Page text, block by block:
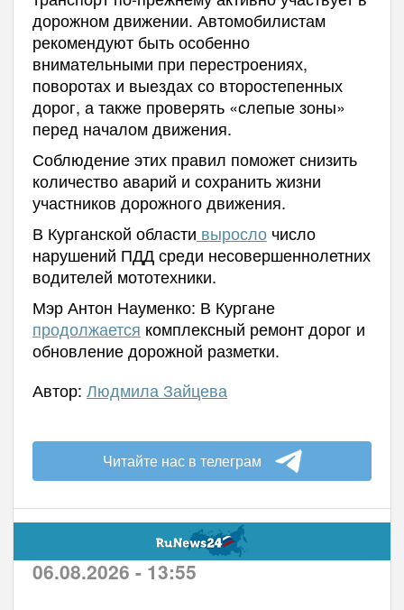
дорожном движении. Автомобилистам
рекомендуют быть особенно
внимательными при перестроениях,
поворотах и выездах со второстепенных
дорог, а также проверять «слепые зоны»
перед началом движения.
Соблюдение этих правил поможет снизить
количество аварий и сохранить жизни
участников дорожного движения.
В Курганской области вырослочисло
нарушений ПДД среди несовершеннолетних
водителей мототехники.
Мэр Антон Науменко: В Кургане
продолжается комплексный ремонт дорог и
обновление дорожной разметки.
Автор: Людмила Зайцева
Читайте нас в телеграм
06.08.2026 - 13:55